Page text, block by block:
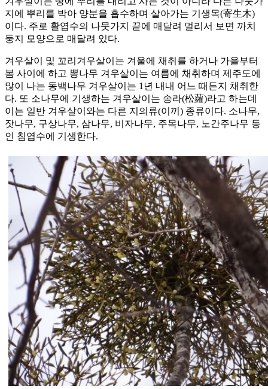
지에 뿌리를 박아 양분을 흡수하며 살아가는 기생목(寄生木)
이다. 주로 활엽수의 나뭇가지 끝에 매달려 멀리서 보면 까치
둥지 모양으로 매달려 있다.
겨우살이 및 꼬리겨우살이는 겨울에 채취를 하거나 가을부터
봄 사이에 하고 뽕나무 겨우살이는 여름에 채취하며 제주도에
많이 나는 동백나무 겨우살이는 1년 내내 어느 때든지 채취한
다. 또 소나무에 기생하는 겨우살이는 송라(松蘿)라고 하는데
이는 일반 겨우살이와는 다른 지의류(이끼) 종류이다. 소나무,
잣나무, 구상나무, 삼나무, 비자나무, 주목나무, 노간주나무 등
인 침엽수에 기생한다.